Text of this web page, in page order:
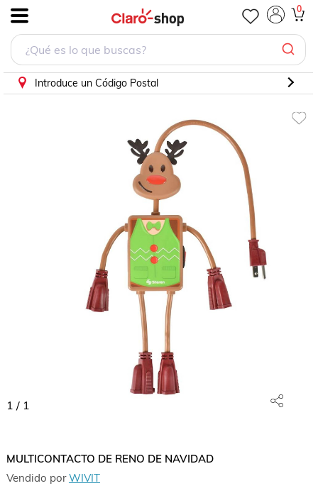
0
Introduce un Código Postal
1 / 1
MULTICONTACTO DE RENO DE NAVIDAD
Vendido porWIVIT
MULTICONTACTO DE RENO DE NAVIDAD